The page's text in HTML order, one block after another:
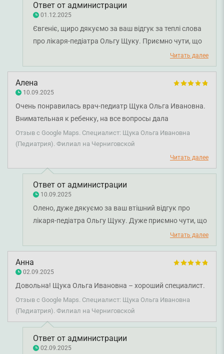
Ответ от администрации
01.12.2025
Євгеніє, щиро дякуємо за ваш відгук за теплі слова
про лікаря-педіатра Ольгу Щуку. Приємно чути, що
візит до нашої клініки залишив у вас позитивні
враження. Бажаємо вам міцного здоров'я!
Читать далее
Алена
10.09.2025
Очень понравилась врач-педиатр Щука Ольга Ивановна.
Внимательная к ребенку, на все вопросы дала
развернутые ответы, приятная.
Отзыв с Google Maps. Специалист: Щука Ольга Ивановна
(Педиатрия). Филиал на Черниговской
Читать далее
Ответ от администрации
10.09.2025
Олено, дуже дякуємо за ваш втішний відгук про
лікаря-педіатра Ольгу Щуку. Дуже приємно чути, що
візит до лікаря залишив у вас позитивні враження.
Бажаємо вам міцного здоров'я!
Читать далее
Анна
02.09.2025
Довольна! Щука Ольга Ивановна – хороший специалист.
Отзыв с Google Maps. Специалист: Щука Ольга Ивановна
(Педиатрия). Филиал на Черниговской
Ответ от администрации
02.09.2025